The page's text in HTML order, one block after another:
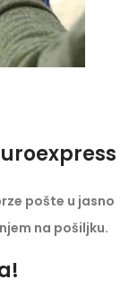
pošte u jasno
na pošiljku.